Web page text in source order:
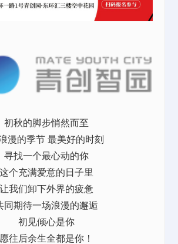
初秋的脚步悄然而至
漫的季节 最美好的时刻
寻找一个最心动的你
这个充满爱意的日子里
让我们卸下外界的疲惫
同期待一场浪漫的邂逅
初见倾心是你
愿往后余生全都是你！